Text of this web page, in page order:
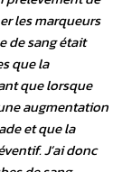
les marqueurs
de sang était
que la
que lorsque
augmentation
et que la
J’ai donc